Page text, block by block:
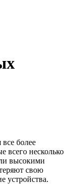
более
всего несколько
высокими
свою
устройства.